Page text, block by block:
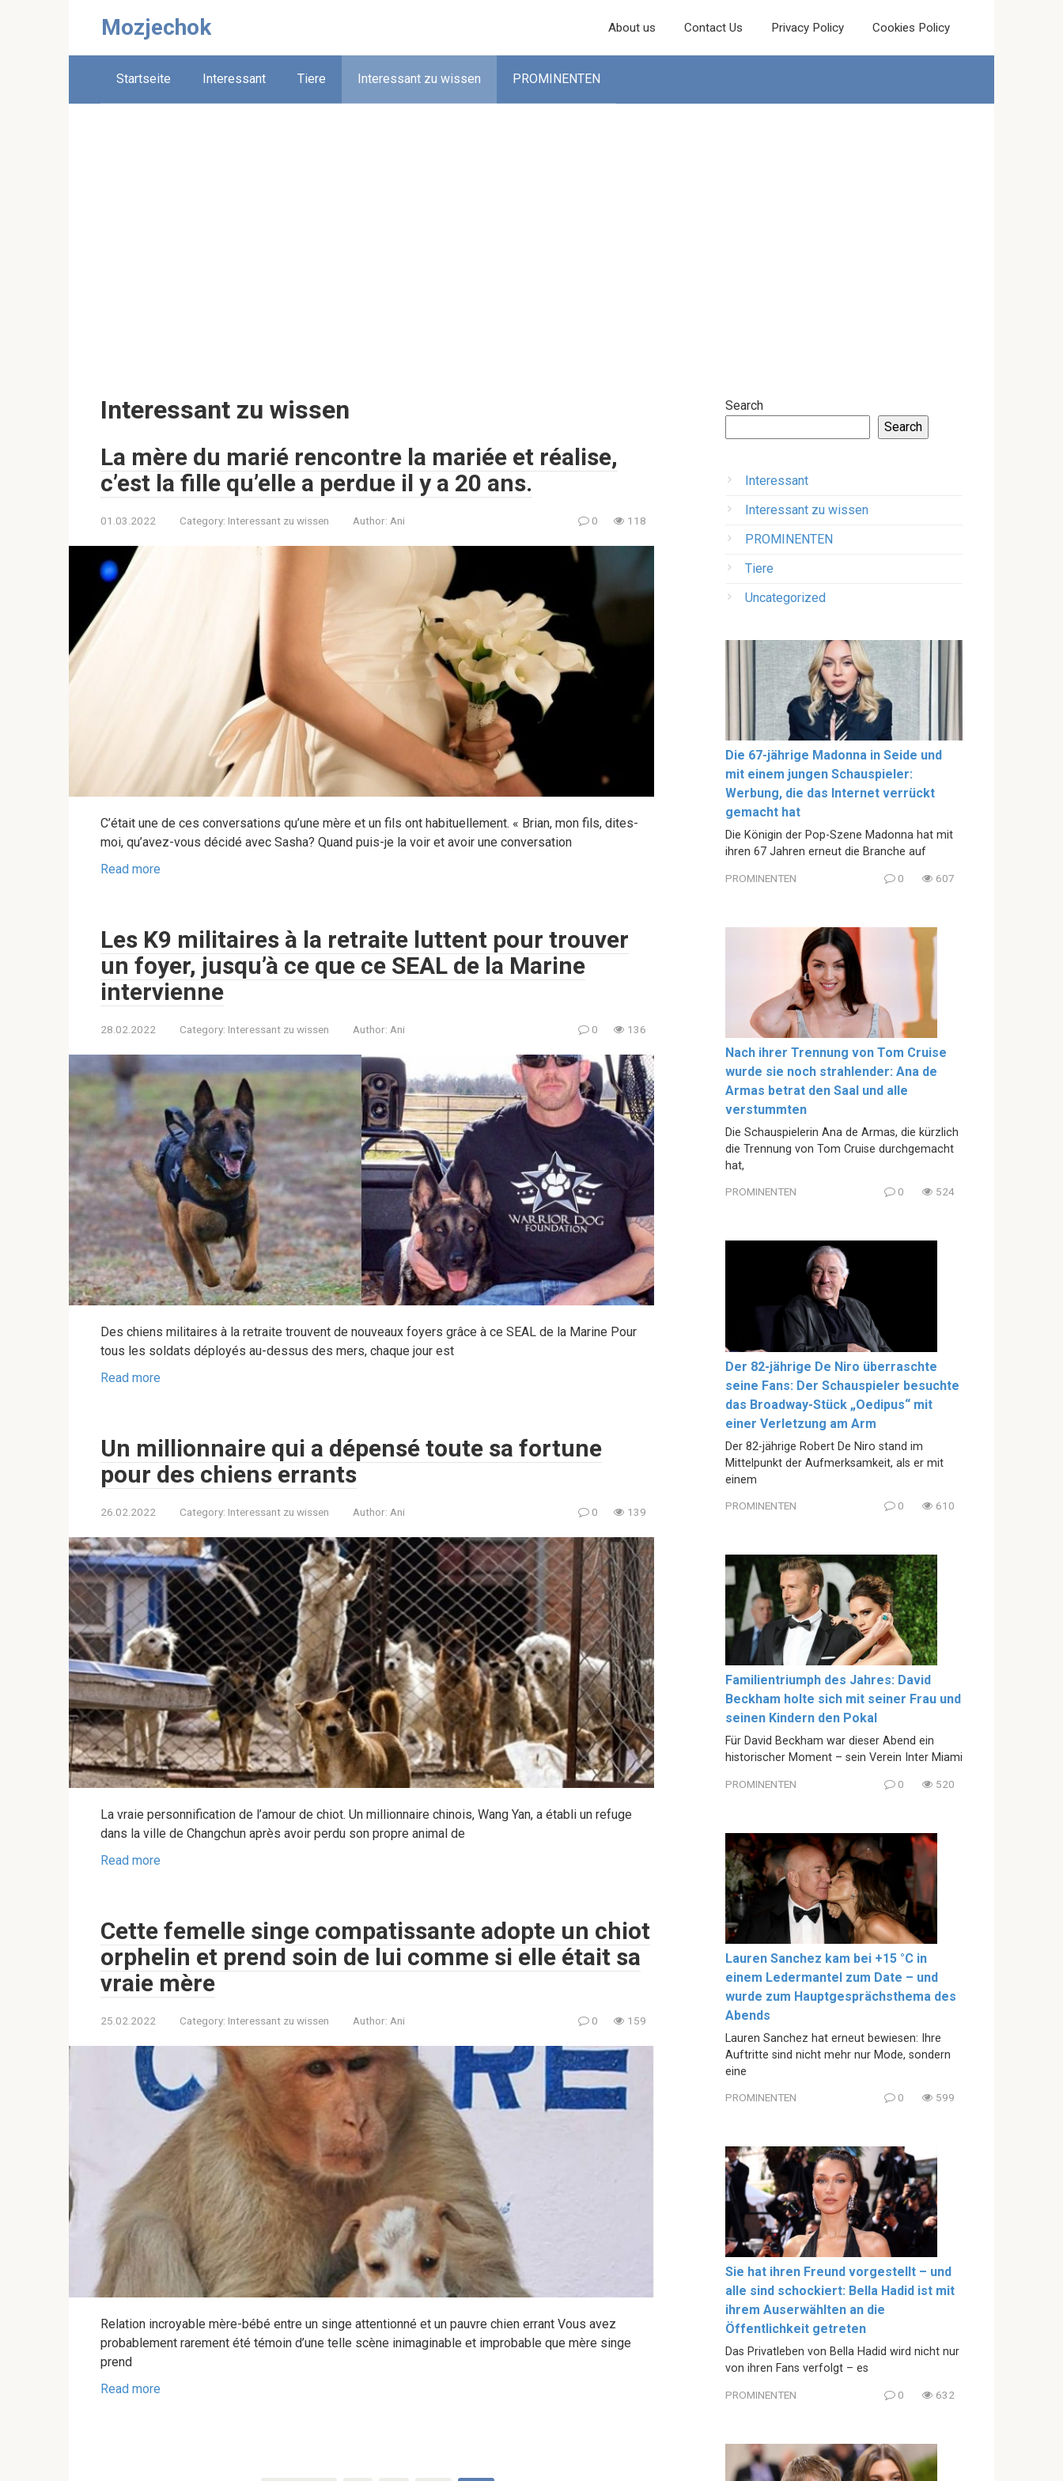
Mozjechok About us Contact Us Privacy Policy Cookies Policy
Startseite Interessant Tiere Interessant zu wissen PROMINENTEN
Interessant zu wissen
La mère du marié rencontre la mariée et réalise,
c’est la fille qu’elle a perdue il y a 20 ans.
01.03.2022 Category: Interessant zu wissen Author: Ani 0 118
C’était une de ces conversations qu’une mère et un fils ont habituellement. « Brian, mon fils, dites-
moi, qu’avez-vous décidé avec Sasha? Quand puis-je la voir et avoir une conversation
Read more
Les K9 militaires à la retraite luttent pour trouver
un foyer, jusqu’à ce que ce SEAL de la Marine
intervienne
28.02.2022 Category: Interessant zu wissen Author: Ani 0 136
Des chiens militaires à la retraite trouvent de nouveaux foyers grâce à ce SEAL de la Marine Pour
tous les soldats déployés au-dessus des mers, chaque jour est
Read more
Un millionnaire qui a dépensé toute sa fortune
pour des chiens errants
26.02.2022 Category: Interessant zu wissen Author: Ani 0 139
La vraie personnification de l’amour de chiot. Un millionnaire chinois, Wang Yan, a établi un refuge
dans la ville de Changchun après avoir perdu son propre animal de
Read more
Cette femelle singe compatissante adopte un chiot
orphelin et prend soin de lui comme si elle était sa
vraie mère
25.02.2022 Category: Interessant zu wissen Author: Ani 0 159
Relation incroyable mère-bébé entre un singe attentionné et un pauvre chien errant Vous avez
probablement rarement été témoin d’une telle scène inimaginable et improbable que mère singe
prend
Read more
Search
Search
Interessant
Interessant zu wissen
PROMINENTEN
Tiere
Uncategorized
Die 67-jährige Madonna in Seide und
mit einem jungen Schauspieler:
Werbung, die das Internet verrückt
gemacht hat
Die Königin der Pop-Szene Madonna hat mit
ihren 67 Jahren erneut die Branche auf
PROMINENTEN 0 607
Nach ihrer Trennung von Tom Cruise
wurde sie noch strahlender: Ana de
Armas betrat den Saal und alle
verstummten
Die Schauspielerin Ana de Armas, die kürzlich
die Trennung von Tom Cruise durchgemacht
hat,
PROMINENTEN 0 524
Der 82-jährige De Niro überraschte
seine Fans: Der Schauspieler besuchte
das Broadway-Stück „Oedipus“ mit
einer Verletzung am Arm
Der 82-jährige Robert De Niro stand im
Mittelpunkt der Aufmerksamkeit, als er mit
einem
PROMINENTEN 0 610
Familientriumph des Jahres: David
Beckham holte sich mit seiner Frau und
seinen Kindern den Pokal
Für David Beckham war dieser Abend ein
historischer Moment – sein Verein Inter Miami
PROMINENTEN 0 520
Lauren Sanchez kam bei +15 °C in
einem Ledermantel zum Date – und
wurde zum Hauptgesprächsthema des
Abends
Lauren Sanchez hat erneut bewiesen: Ihre
Auftritte sind nicht mehr nur Mode, sondern
eine
PROMINENTEN 0 599
Sie hat ihren Freund vorgestellt – und
alle sind schockiert: Bella Hadid ist mit
ihrem Auserwählten an die
Öffentlichkeit getreten
Das Privatleben von Bella Hadid wird nicht nur
von ihren Fans verfolgt – es
PROMINENTEN 0 632